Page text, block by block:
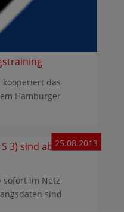
kooperiert das
Hamburger
3) sind ab sofort
25.08.2013
sofort im Netz
sind